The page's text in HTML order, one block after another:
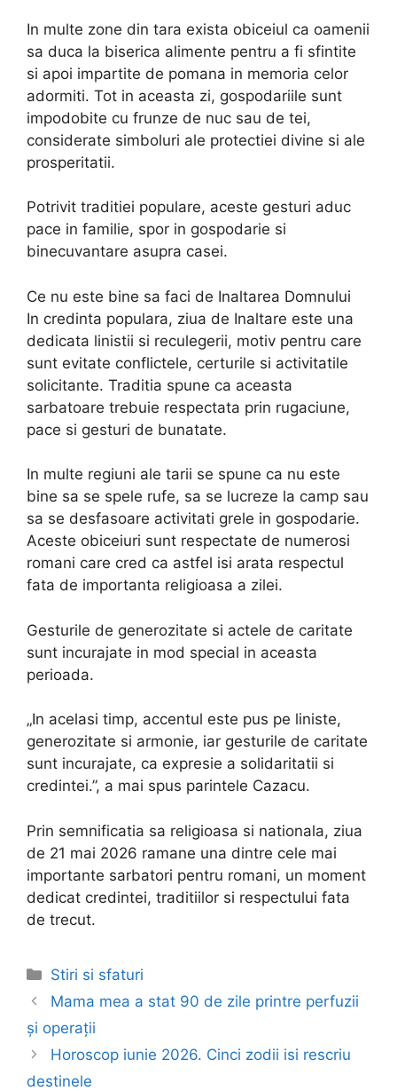
In multe zone din tara exista obiceiul ca oamenii
sa duca la biserica alimente pentru a fi sfintite
si apoi impartite de pomana in memoria celor
adormiti. Tot in aceasta zi, gospodariile sunt
impodobite cu frunze de nuc sau de tei,
considerate simboluri ale protectiei divine si ale
prosperitatii.
Potrivit traditiei populare, aceste gesturi aduc
pace in familie, spor in gospodarie si
binecuvantare asupra casei.
Ce nu este bine sa faci de Inaltarea Domnului
In credinta populara, ziua de Inaltare este una
dedicata linistii si reculegerii, motiv pentru care
sunt evitate conflictele, certurile si activitatile
solicitante. Traditia spune ca aceasta
sarbatoare trebuie respectata prin rugaciune,
pace si gesturi de bunatate.
In multe regiuni ale tarii se spune ca nu este
bine sa se spele rufe, sa se lucreze la camp sau
sa se desfasoare activitati grele in gospodarie.
Aceste obiceiuri sunt respectate de numerosi
romani care cred ca astfel isi arata respectul
fata de importanta religioasa a zilei.
Gesturile de generozitate si actele de caritate
sunt incurajate in mod special in aceasta
perioada.
„In acelasi timp, accentul este pus pe liniste,
generozitate si armonie, iar gesturile de caritate
sunt incurajate, ca expresie a solidaritatii si
credintei.”, a mai spus parintele Cazacu.
Prin semnificatia sa religioasa si nationala, ziua
de 21 mai 2026 ramane una dintre cele mai
importante sarbatori pentru romani, un moment
dedicat credintei, traditiilor si respectului fata
de trecut.
Categories
Stiri si sfaturi
Post
navigation
Mama mea a stat 90 de zile printre perfuzii
și operații
Horoscop iunie 2026. Cinci zodii isi rescriu
destinele